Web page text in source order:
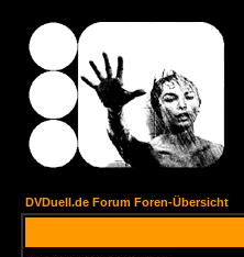
DVDuell.de Forum Foren-Übersicht